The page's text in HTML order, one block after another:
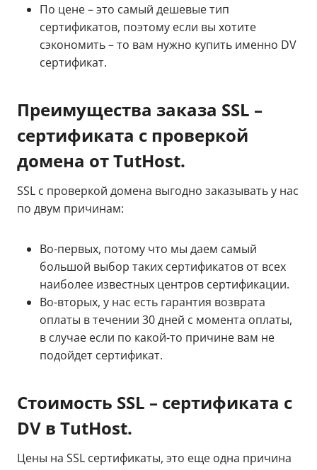
По цене – это самый дешевые тип
сертификатов, поэтому если вы хотите
сэкономить – то вам нужно купить именно DV
сертификат.
Преимущества заказа SSL –
сертификата с проверкой
домена от TutHost.
SSL с проверкой домена выгодно заказывать у нас
по двум причинам:
Во-первых, потому что мы даем самый
большой выбор таких сертификатов от всех
наиболее известных центров сертификации.
Во-вторых, у нас есть гарантия возврата
оплаты в течении 30 дней с момента оплаты,
в случае если по какой-то причине вам не
подойдет сертификат.
Стоимость SSL – сертификата с
DV в TutHost.
Цены на SSL сертификаты, это еще одна причина